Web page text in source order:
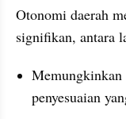
Otonomi daerah
signifikan, antara
Memungkinkan
penyesuaian